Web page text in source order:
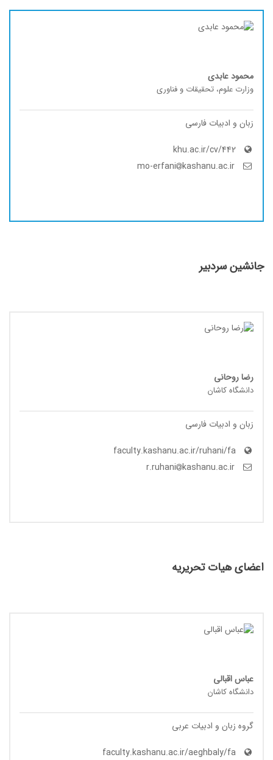
محمود عابدی
وزارت علوم، تحقیقات و فناوری
زبان و ادبیات فارسی
khu.ac.ir/cv/442
kashanu.ac.ir
جانشین سردبیر
رضا روحانی
دانشگاه کاشان
زبان و ادبیات فارسی
faculty.kashanu.ac.ir/ruhani/fa
kashanu.ac.ir
اعضای هیات تحریریه
عباس اقبالی
دانشگاه کاشان
گروه زبان و ادبیات عربی
faculty.kashanu.ac.ir/aeghbaly/fa